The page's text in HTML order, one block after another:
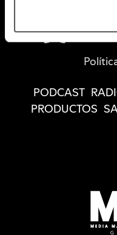
PODCAST
PRODUCTOS